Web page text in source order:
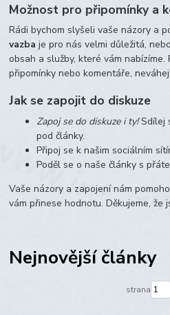
Možnost pro připomínky a
Rádi bychom slyšeli vaše názory a
vazba je pro nás velmi důležitá,
obsah a služby, které vám
připomínky nebo komentáře,
Jak se zapojit do diskuze
Zapoj se do diskuze i ty!Sdílej
pod články.
Připoj se k našim sociálním
Poděl se o naše články s
Vaše názory a zapojení nám
vám přinese hodnotu. Děkujeme, že
Nejnovější články
strana